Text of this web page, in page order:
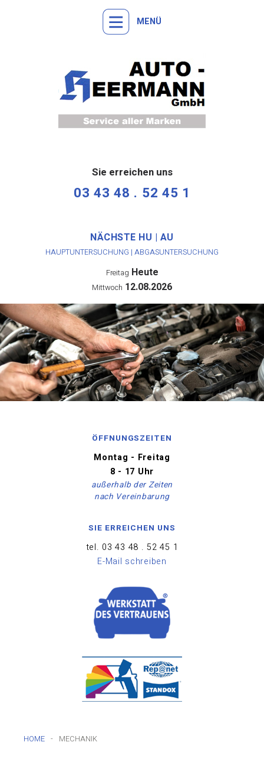
Sie erreichen uns
03 43 48 . 52 45 1
NÄCHSTE HU | AU
HAUPTUNTERSUCHUNG | ABGASUNTERSUCHUNG
Freitag Heute
Mittwoch 12.08.2026
MENÜ
ÖFFNUNGSZEITEN
Montag - Freitag
8 - 17 Uhr
außerhalb der Zeiten
nach Vereinbarung
SIE ERREICHEN UNS
tel. 03 43 48 . 52 45 1
E-Mail schreiben
HOME - MECHANIK